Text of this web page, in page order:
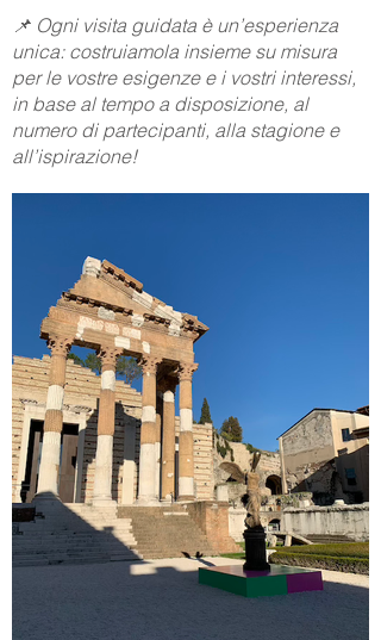
📌 Ogni visita guidata è un’esperienza
unica: costruiamola insieme su misura
per le vostre esigenze e i vostri interessi,
in base al tempo a disposizione, al
numero di partecipanti, alla stagione e
all’ispirazione!